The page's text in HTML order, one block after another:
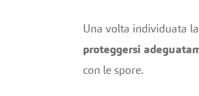
Una volta individuata
proteggersi
con le spore.